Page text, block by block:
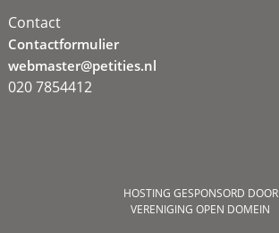
Contact
Contactformulier
webmaster@petities.nl
020 7854412
HOSTING GESPONSORD DOOR
VERENIGING OPEN DOMEIN